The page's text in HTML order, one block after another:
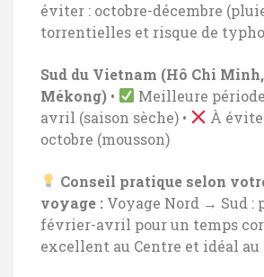
éviter : octobre-décembre
torrentielles et risque de
Sud du Vietnam (Hô Chi
Mékong) •
Meilleure
avril (saison sèche) •
À
octobre (mousson)
Conseil pratique selon
voyage : Voyage Nord → Sud
février-avril pour un temps
excellent au Centre et idéal au